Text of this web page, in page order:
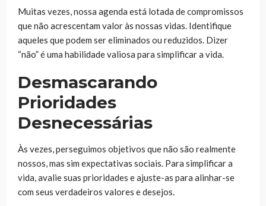
Muitas vezes, nossa agenda está lotada de compromissos
que não acrescentam valor às nossas vidas. Identifique
aqueles que podem ser eliminados ou reduzidos. Dizer
“não” é uma habilidade valiosa para simplificar a vida.
Desmascarando
Prioridades
Desnecessárias
Às vezes, perseguimos objetivos que não são realmente
nossos, mas sim expectativas sociais. Para simplificar a
vida, avalie suas prioridades e ajuste-as para alinhar-se
com seus verdadeiros valores e desejos.